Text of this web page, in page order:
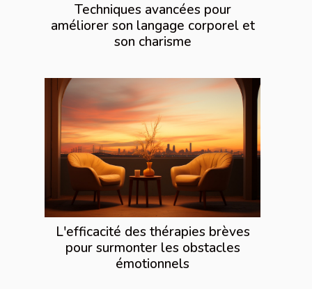
Techniques avancées pour
améliorer son langage corporel et
son charisme
L'efficacité des thérapies brèves
pour surmonter les obstacles
émotionnels